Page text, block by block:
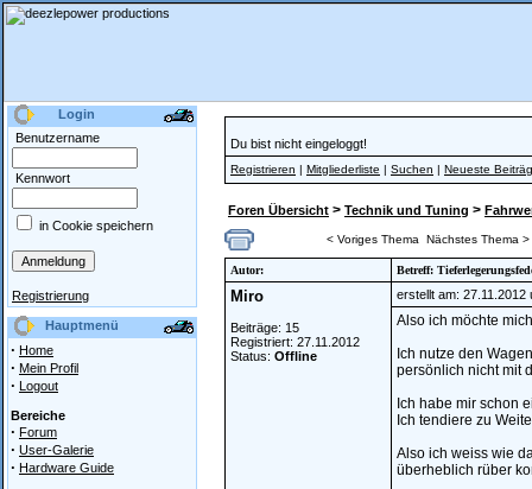
Login
Benutzername
Kennwort
in Cookie speichern
Registrierung
Hauptmenü
· Home
· Mein Profil
· Logout
Bereiche
· Forum
· User-Galerie
· Hardware Guide
Du bist nicht eingeloggt!
Registrieren | Mitgliederliste | Suchen | Neueste
Foren Übersicht > Technik und Tuning >
< Voriges Thema Nächstes Thema >
Autor: Betreff:
Miro
Beiträge: 15
Registriert: 27.11.2012
Status: Offline
erstellt am: 27.11.2012
Also ich möchte
Ich nutze den
persönlich nicht mit
Ich habe mir schon
Ich tendiere zu
Also ich weiss wie
überheblich rüber